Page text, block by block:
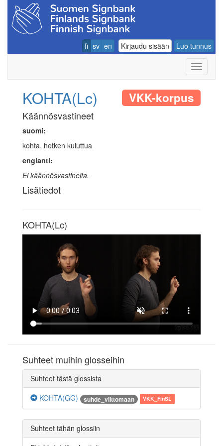
fi sv en Kirjaudu sisään Luo tunnus
KOHTA(Lc) VKK-korpus
Käännösvastineet
suomi:
kohta, hetken kuluttua
englanti:
Ei käännösvastineita.
Lisätiedot
KOHTA(Lc)
Suhteet muihin glosseihin
Suhteet tästä glossista
KOHTA(GG)
suhde_viittomaan VKK_FinSL
Suhteet tähän glossiin